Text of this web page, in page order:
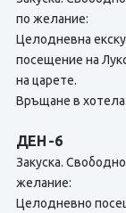
по желание:
Целодневна
посещение на
на царете.
Връщане в
ДЕН -6
Закуска.
желание:
Целодневно